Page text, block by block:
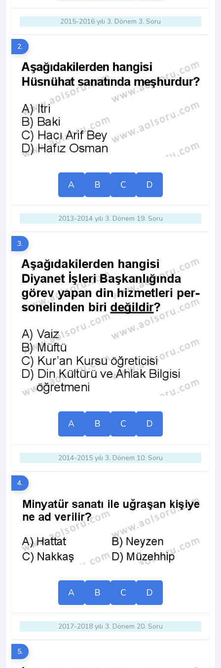
2015-2016 yılı 3. Dönem 3. Soru
2.
A B C D
2013-2014 yılı 3. Dönem 19. Soru
3.
A B C D
2014-2015 yılı 3. Dönem 10. Soru
4.
A B C D
2017-2018 yılı 3. Dönem 20. Soru
5.